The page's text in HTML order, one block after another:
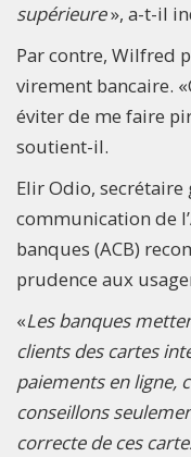
supérieure», a-t-il
Par contre, Wilfred
virement bancaire.
éviter de me faire
soutient-il.
Elir Odio,
communication de
banques (ACB)
prudence aux
«Les banques
clients des cartes
paiements en ligne,
conseillons
correcte de ces